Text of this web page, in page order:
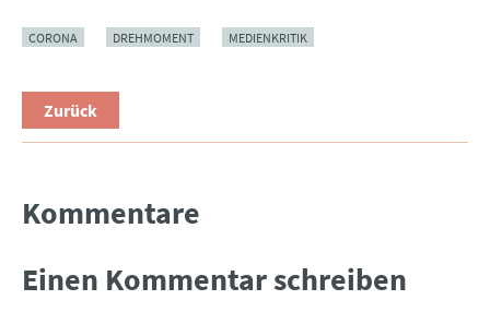
CORONA DREHMOMENT MEDIENKRITIK
Zurück
Kommentare
Einen Kommentar schreiben